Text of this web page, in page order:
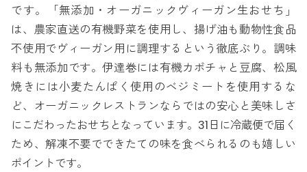
です。「無添加・オーガニックヴィーガン生おせち」
は、農家直送の有機野菜を使用し、揚げ油も動物性食品
不使用でヴィーガン用に調理するという徹底ぶり。調味
料も無添加です。伊達巻には有機カボチャと豆腐、松風
焼きには小麦たんぱく使用のベジミートを使用するな
ど、オーガニックレストランならではの安心と美味しさ
にこだわったおせちとなっています。31日に冷蔵便で届く
ため、解凍不要でできたての味を食べられるのも嬉しい
ポイントです。